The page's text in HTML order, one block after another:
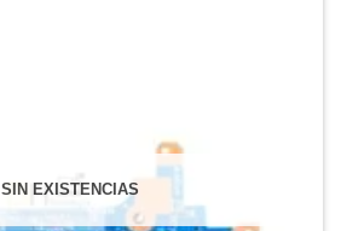
SIN EXISTENCIAS